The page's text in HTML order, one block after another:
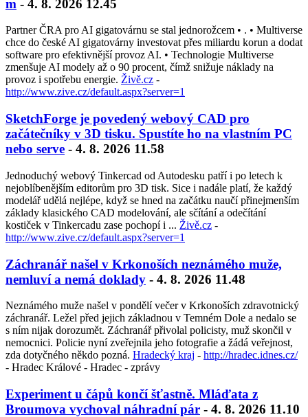
m - 4. 8. 2026 12.45
Partner ČRA pro AI gigatovárnu se stal jednorožcem • . • Multiverse
chce do české AI gigatovárny investovat přes miliardu korun a dodat
software pro efektivnější provoz AI. • Technologie Multiverse
zmenšuje AI modely až o 90 procent, čímž snižuje náklady na
provoz i spotřebu energie. Živě.cz -
http://www.zive.cz/default.aspx?server=1
SketchForge je povedený webový CAD pro
začátečníky v 3D tisku. Spustíte ho na vlastním PC
nebo serve - 4. 8. 2026 11.58
Jednoduchý webový Tinkercad od Autodesku patří i po letech k
nejoblíbenějším editorům pro 3D tisk. Sice i nadále platí, že každý
modelář udělá nejlépe, když se hned na začátku naučí přinejmenším
základy klasického CAD modelování, ale sčítání a odečítání
kostiček v Tinkercadu zase pochopí i ... Živě.cz -
http://www.zive.cz/default.aspx?server=1
Záchranář našel v Krkonoších neznámého muže,
nemluví a nemá doklady - 4. 8. 2026 11.48
Neznámého muže našel v pondělí večer v Krkonoších zdravotnický
záchranář. Ležel před jejich základnou v Temném Dole a nedalo se
s ním nijak dorozumět. Záchranář přivolal policisty, muž skončil v
nemocnici. Policie nyní zveřejnila jeho fotografie a žádá veřejnost,
zda dotyčného někdo pozná. Hradecký kraj - http://hradec.idnes.cz/
- Hradec Králové - Hradec - zprávy
Experiment u čápů končí šťastně. Mláďata z
Broumova vychoval náhradní pár - 4. 8. 2026 11.10